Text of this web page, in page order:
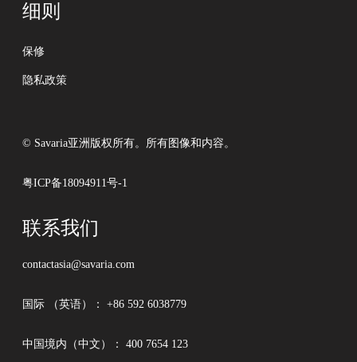
细则
保修
隐私政策
© Savaria亚洲版权所有。所有图像和内容。
粤ICP备18094911号-1
联系我们
contactasia@savaria.com
国际 （英语）： +86 592 6038779
中国境内（中文）： 400 7654 123